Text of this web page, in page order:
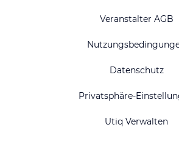
Veranstalter AGB
Datenschutz
Privatsphäre-
Utiq Verwalten